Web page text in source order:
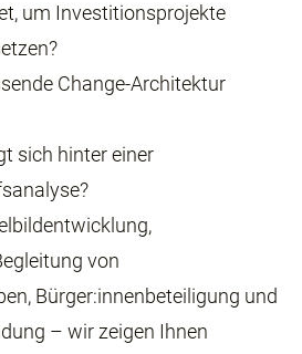
um Investitionsprojekte
Change-Architektur
sich hinter einer
von
Bürger:innenbeteiligung und
– wir zeigen Ihnen